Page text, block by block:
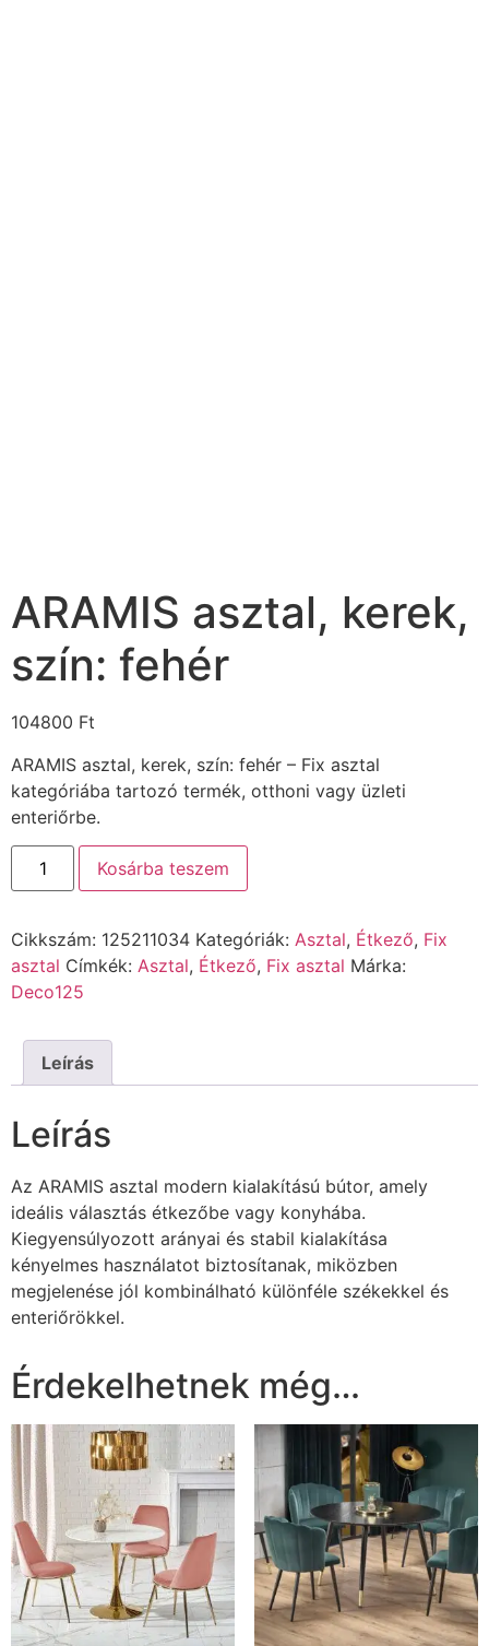
ARAMIS asztal, kerek,
szín: fehér
104800 Ft
ARAMIS asztal, kerek, szín: fehér – Fix asztal
kategóriába tartozó termék, otthoni vagy üzleti
enteriőrbe.
Kosárba teszem
Cikkszám: 125211034 Kategóriák: Asztal, Étkező, Fix
asztal Címkék: Asztal, Étkező, Fix asztal Márka:
Deco125
Leírás
Leírás
Az ARAMIS asztal modern kialakítású bútor, amely
ideális választás étkezőbe vagy konyhába.
Kiegyensúlyozott arányai és stabil kialakítása
kényelmes használatot biztosítanak, miközben
megjelenése jól kombinálható különféle székekkel és
enteriőrökkel.
Érdekelhetnek még…